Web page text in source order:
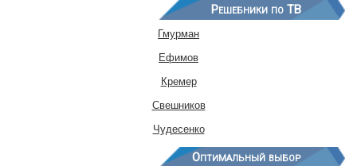
Решебники по ТВ
Гмурман
Ефимов
Кремер
Свешников
Чудесенко
Оптимальный выбор